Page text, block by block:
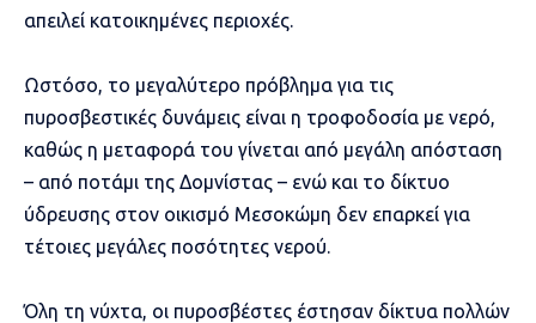
απειλεί κατοικημένες περιοχές.
Ωστόσο, το μεγαλύτερο πρόβλημα για τις
πυροσβεστικές δυνάμεις είναι η τροφοδοσία με νερό,
καθώς η μεταφορά του γίνεται από μεγάλη απόσταση
– από ποτάμι της Δομνίστας – ενώ και το δίκτυο
ύδρευσης στον οικισμό Μεσοκώμη δεν επαρκεί για
τέτοιες μεγάλες ποσότητες νερού.
Όλη τη νύχτα, οι πυροσβέστες έστησαν δίκτυα πολλών